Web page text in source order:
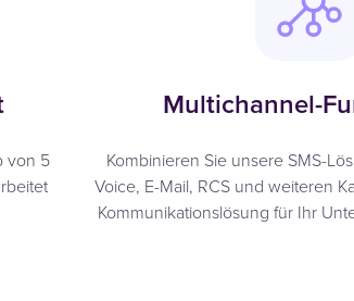
von 5
Multichannel-
Kombinieren Sie unsere SMS-
Voice, E-Mail, RCS und weiteren
Kommunikationslösung für Ihr